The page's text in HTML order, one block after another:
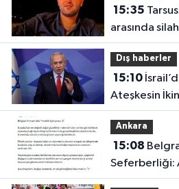
15:35
arasında
Dış haberler
15:10İsrail’den Gazze’de
Ateşkesin
Ankara
15:08
Seferberliği: